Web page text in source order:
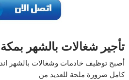
تأجير شغالات بالشهر
أصبح توظيف خادمات وشغالات بالشهر
كامل ضرورة ملحة للعديد من